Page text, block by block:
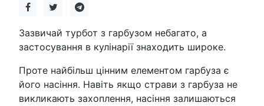
Зазвичай турбот з гарбузом небагато, а
застосування в кулінарії знаходить широке.
Проте найбільш цінним елементом гарбуза є
його насіння. Навіть якщо страви з гарбуза не
викликають захоплення, насіння залишаються